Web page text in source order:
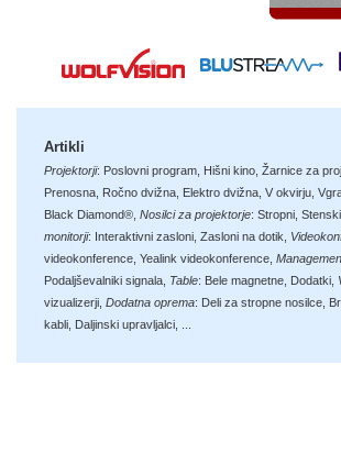
Artikli
Projektorji: Poslovni program Hišni kino Žarnice za
Prenosna Ročno dvižna Elektro dvižna V okvirju
Black Diamond® Nosilci za projektorje: Stropni Stenski
monitorji: Interaktivni zasloni Zasloni na dotik
videokonference Yealink videokonference
Podaljševalniki signala Table: Bele magnetne Dodatki
vizualizerji Dodatna oprema: Deli za stropne nosilce
kabli Daljinski upravljalci